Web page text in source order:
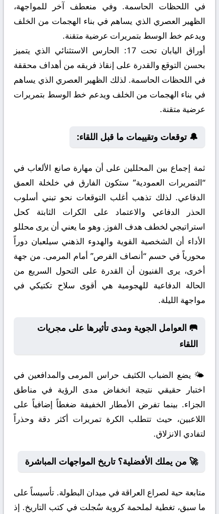
في اللحظات الحاسمة. وفي منعطف آخر للمواجهة،
الظهير العصري الذي يساهم في بناء الهجمات من الخلف
ويدعم خط الوسط بتمريرات عرضية متقنة.
أوراق اليابان تحت 17:
الحارس الاستثنائي الذي يتميز
بحسن التوقع والقدرة على إنقاذ فريقه من أهداف محققة
في اللحظات الحاسمة. لذلك الظهير العصري الذي يساهم
في بناء الهجمات من الخلف ويدعم خط الوسط بتمريرات
عرضية متقنة.
🔔 توقعات وتقييمات ما قبل اللقاء:
ثمة إجماع بين المحللين على أن مهارة صانع الألعاب في
“التمريرات العمودية” ستكون الفارق في خلخلة العمق
الدفاعي. لذلك تذهب أغلب التوقعات نحو تبني أسلوب
الحذر الدفاعي والاعتماد على الكرات الثابتة كحل
استراتيجي لخطف هدف الفوز. وهو ما يعني أن يرى محللو
الأداء أن الشخصية القوية والهدوء الذهني سيلعبان دوراً
محورياً في حسم “أنصاف الفرص” أمام المرمى. من جهة
أخرى، يرى الفنيون أن القدرة على التحول السريع من
الحالة الدفاعية للهجومية هي أقوى سلاح تكتيكي في
مواجهة الليلة.
🥅 العوامل الجوية ومدى تأثيرها على مجريات
اللقاء
🌤️ يضع الضباب الكثيف حراس المرمى والمدافعين في
اختبار حقيقي نتيجة انخفاض مدى الرؤية في مناطق
الجزاء. بينما تفرض الأمطار الخفيفة ضغطاً إضافياً على
اللاعبين، حيث تتطلب الكرة تمريرات أكثر دقة وحذراً
لتفادي الانزلاق.
🚀 من يملك الأفضلية؟ تاريخ المواجهات المباشرة
متابعة حية لصراع العراقة في ميدان البطولة. تأسيساً على
ما سبق، تغطية لملحمة كروية سُجلت في كتب التاريخ. إذ